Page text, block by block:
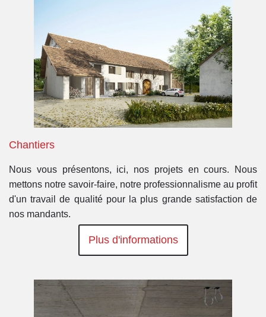
Chantiers
Nous vous présentons, ici, nos projets en cours. Nous
mettons notre savoir-faire, notre professionnalisme au profit
d'un travail de qualité pour la plus grande satisfaction de
nos mandants.
Plus d'informations